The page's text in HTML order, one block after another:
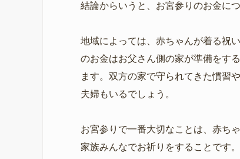
結論からいうと、お宮参りのお金につ
地域によっては、赤ちゃんが着る祝
のお金はお父さん側の家が準備をす
ます。双方の家で守られてきた慣習
夫婦もいるでしょう。
お宮参りで一番大切なことは、赤ち
家族みんなでお祈りをすることです。